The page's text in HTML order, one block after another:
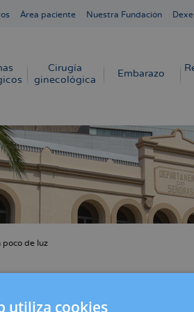
Área paciente Nuestra Fundación
Cirugía
ginecológica
Embarazo
poco de luz
utiliza cookies